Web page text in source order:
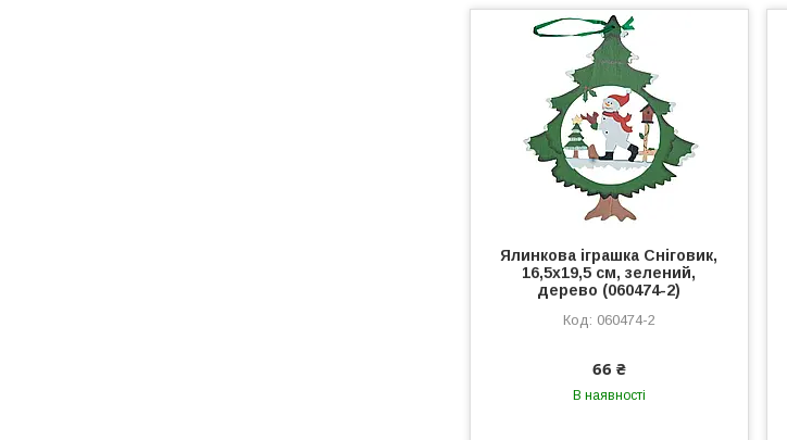
Ялинкова іграшка Сніговик,
16,5х19,5 см, зелений,
дерево (060474-2)
060474-2
66 ₴
В наявності